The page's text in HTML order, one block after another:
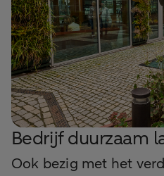
Bedrijf duurzaam
Ook bezig met het